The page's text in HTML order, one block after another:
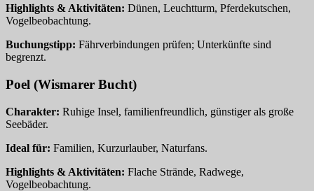
Highlights & Aktivitäten: Dünen, Leuchtturm, Pferdekutschen,
Vogelbeobachtung.
Buchungstipp: Fährverbindungen prüfen; Unterkünfte sind
begrenzt.
Poel (Wismarer Bucht)
Charakter: Ruhige Insel, familienfreundlich, günstiger als große
Seebäder.
Ideal für: Familien, Kurzurlauber, Naturfans.
Highlights & Aktivitäten: Flache Strände, Radwege,
Vogelbeobachtung.